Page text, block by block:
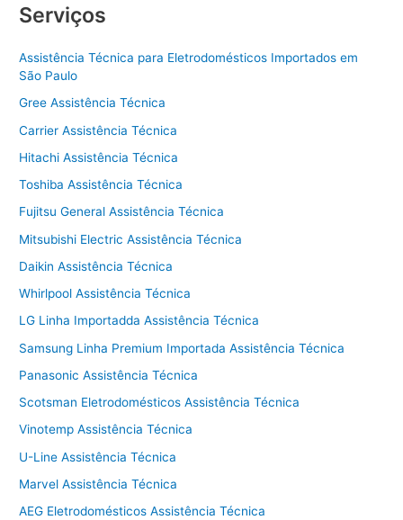
c
e
b
o
o
k
itt
er s
p
p
l
Serviços
Assistência Técnica para Eletrodomésticos Importados em
São Paulo
Gree Assistência Técnica
Carrier Assistência Técnica
Hitachi Assistência Técnica
Toshiba Assistência Técnica
Fujitsu General Assistência Técnica
Mitsubishi Electric Assistência Técnica
Daikin Assistência Técnica
Whirlpool Assistência Técnica
LG Linha Importadda Assistência Técnica
Samsung Linha Premium Importada Assistência Técnica
Panasonic Assistência Técnica
Scotsman Eletrodomésticos Assistência Técnica
Vinotemp Assistência Técnica
U-Line Assistência Técnica
Marvel Assistência Técnica
AEG Eletrodomésticos Assistência Técnica